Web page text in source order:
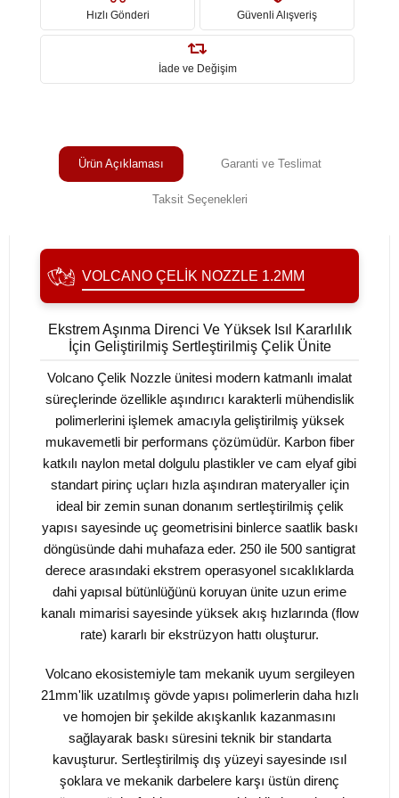
Hızlı Gönderi Güvenli Alışveriş
İade ve Değişim
Ürün Açıklaması Garanti ve Teslimat
Taksit Seçenekleri
VOLCANO ÇELIK NOZZLE 1.2MM
Ekstrem Aşınma Direnci Ve Yüksek Isıl Kararlılık
İçin Geliştirilmiş Sertleştirilmiş Çelik Ünite
Volcano Çelik Nozzle ünitesi modern katmanlı imalat
süreçlerinde özellikle aşındırıcı karakterli mühendislik
polimerlerini işlemek amacıyla geliştirilmiş yüksek
mukavemetli bir performans çözümüdür. Karbon fiber
katkılı naylon metal dolgulu plastikler ve cam elyaf gibi
standart pirinç uçları hızla aşındıran materyaller için
ideal bir zemin sunan donanım sertleştirilmiş çelik
yapısı sayesinde uç geometrisini binlerce saatlik baskı
döngüsünde dahi muhafaza eder. 250 ile 500 santigrat
derece arasındaki ekstrem operasyonel sıcaklıklarda
dahi yapısal bütünlüğünü koruyan ünite uzun erime
kanalı mimarisi sayesinde yüksek akış hızlarında (flow
rate) kararlı bir ekstrüzyon hattı oluşturur.
Volcano ekosistemiyle tam mekanik uyum sergileyen
21mm'lik uzatılmış gövde yapısı polimerlerin daha hızlı
ve homojen bir şekilde akışkanlık kazanmasını
sağlayarak baskı süresini teknik bir standarta
kavuşturur. Sertleştirilmiş dış yüzeyi sayesinde ısıl
şoklara ve mekanik darbelere karşı üstün direnç